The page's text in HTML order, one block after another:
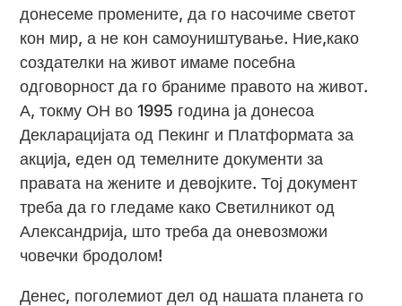
донесеме промените, да го насочиме светот
кон мир, а не кон самоуништување. Ние,како
создателки на живот имаме посебна
одговорност да го браниме правото на живот.
А, токму ОН во 1995 година ја донесоа
Декларацијата од Пекинг и Платформата за
акција, еден од темелните документи за
правата на жените и девојките. Тој документ
треба да го гледаме како Светилникот од
Александрија, што треба да оневозможи
човечки бродолом!
Денес, поголемиот дел од нашата планета го